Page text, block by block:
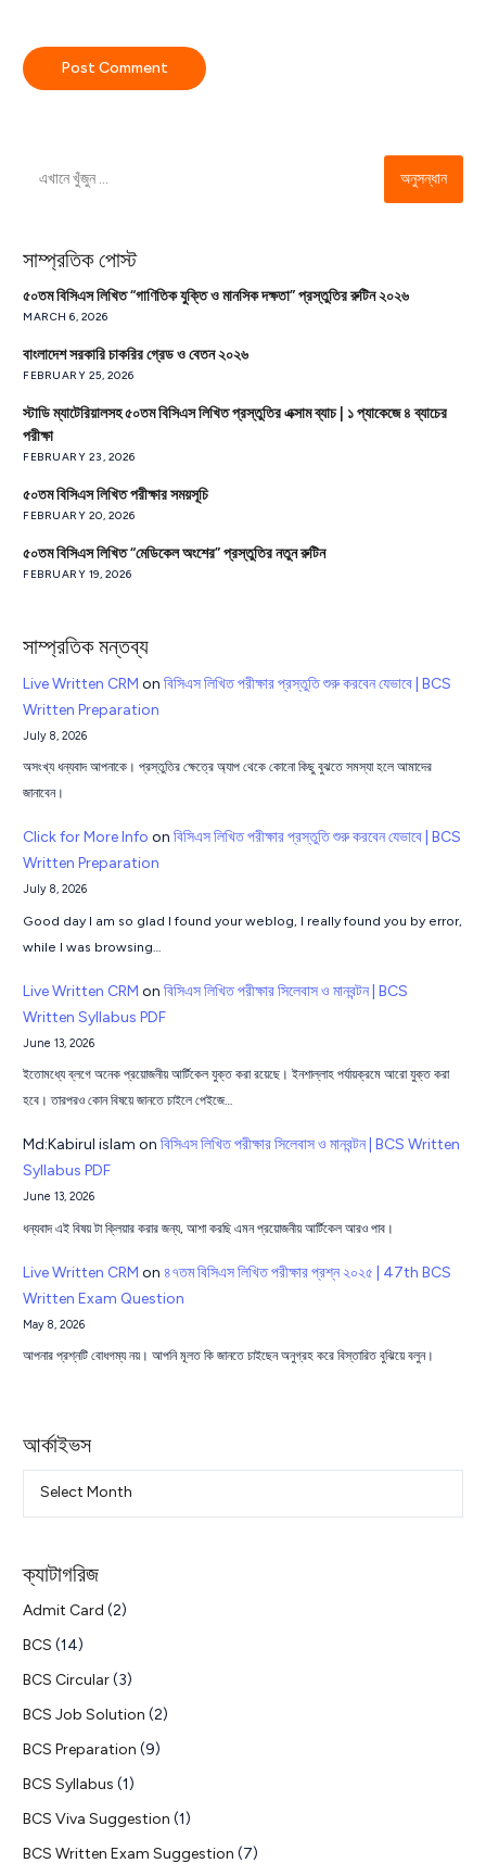
অনুসন্ধান
সাম্প্রতিক পোস্ট
৫০তম বিসিএস লিখিত “গাণিতিক যুক্তি ও মানসিক দক্ষতা” প্রস্তুতির রুটিন ২০২৬
MARCH 6, 2026
বাংলাদেশ সরকারি চাকরির গ্রেড ও বেতন ২০২৬
FEBRUARY 25, 2026
স্টাডি ম্যাটেরিয়ালসহ ৫০তম বিসিএস লিখিত প্রস্তুতির এক্সাম ব্যাচ | ১ প্যাকেজে ৪ ব্যাচের
পরীক্ষা
FEBRUARY 23, 2026
৫০তম বিসিএস লিখিত পরীক্ষার সময়সূচি
FEBRUARY 20, 2026
৫০তম বিসিএস লিখিত “মেডিকেল অংশের” প্রস্তুতির নতুন রুটিন
FEBRUARY 19, 2026
সাম্প্রতিক মন্তব্য
Live Written CRM onবিসিএস লিখিত পরীক্ষার প্রস্তুতি শুরু করবেন যেভাবে | BCS
Written Preparation
July 8, 2026
অসংখ্য ধন্যবাদ আপনাকে। প্রস্তুতির ক্ষেত্রে অ্যাপ থেকে কোনো কিছু বুঝতে সমস্যা হলে আমাদের
জানাবেন।
Click for More Info onবিসিএস লিখিত পরীক্ষার প্রস্তুতি শুরু করবেন যেভাবে | BCS
Written Preparation
July 8, 2026
Good day I am so glad I found your weblog, I really found you by error,
while I was browsing…
Live Written CRM onবিসিএস লিখিত পরীক্ষার সিলেবাস ও মানবন্টন | BCS
Written Syllabus PDF
June 13, 2026
ইতোমধ্যে ব্লগে অনেক প্রয়োজনীয় আর্টিকেল যুক্ত করা রয়েছে। ইনশাল্লাহ পর্যায়ক্রমে আরো যুক্ত করা
হবে। তারপরও কোন বিষয়ে জানতে চাইলে পেইজে…
Md:Kabirul islam onবিসিএস লিখিত পরীক্ষার সিলেবাস ও মানবন্টন | BCS Written
Syllabus PDF
June 13, 2026
ধন্যবাদ এই বিষয় টা ক্লিয়ার করার জন্য, আশা করছি এমন প্রয়োজনীয় আর্টিকেল আরও পাব।
Live Written CRM on৪৭তম বিসিএস লিখিত পরীক্ষার প্রশ্ন ২০২৫ | 47th BCS
Written Exam Question
May 8, 2026
আপনার প্রশ্নটি বোধগম্য নয়। আপনি মূলত কি জানতে চাইছেন অনুগ্রহ করে বিস্তারিত বুঝিয়ে বলুন।
আর্কাইভস
ক্যাটাগরিজ
Admit Card (2)
BCS (14)
BCS Circular(3)
BCS Job Solution (2)
BCS Preparation (9)
BCS Syllabus (1)
BCS Viva Suggestion (1)
BCS Written Exam Suggestion (7)